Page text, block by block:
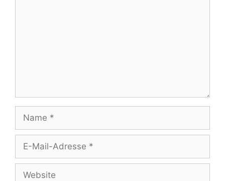
Mail-
Adresse